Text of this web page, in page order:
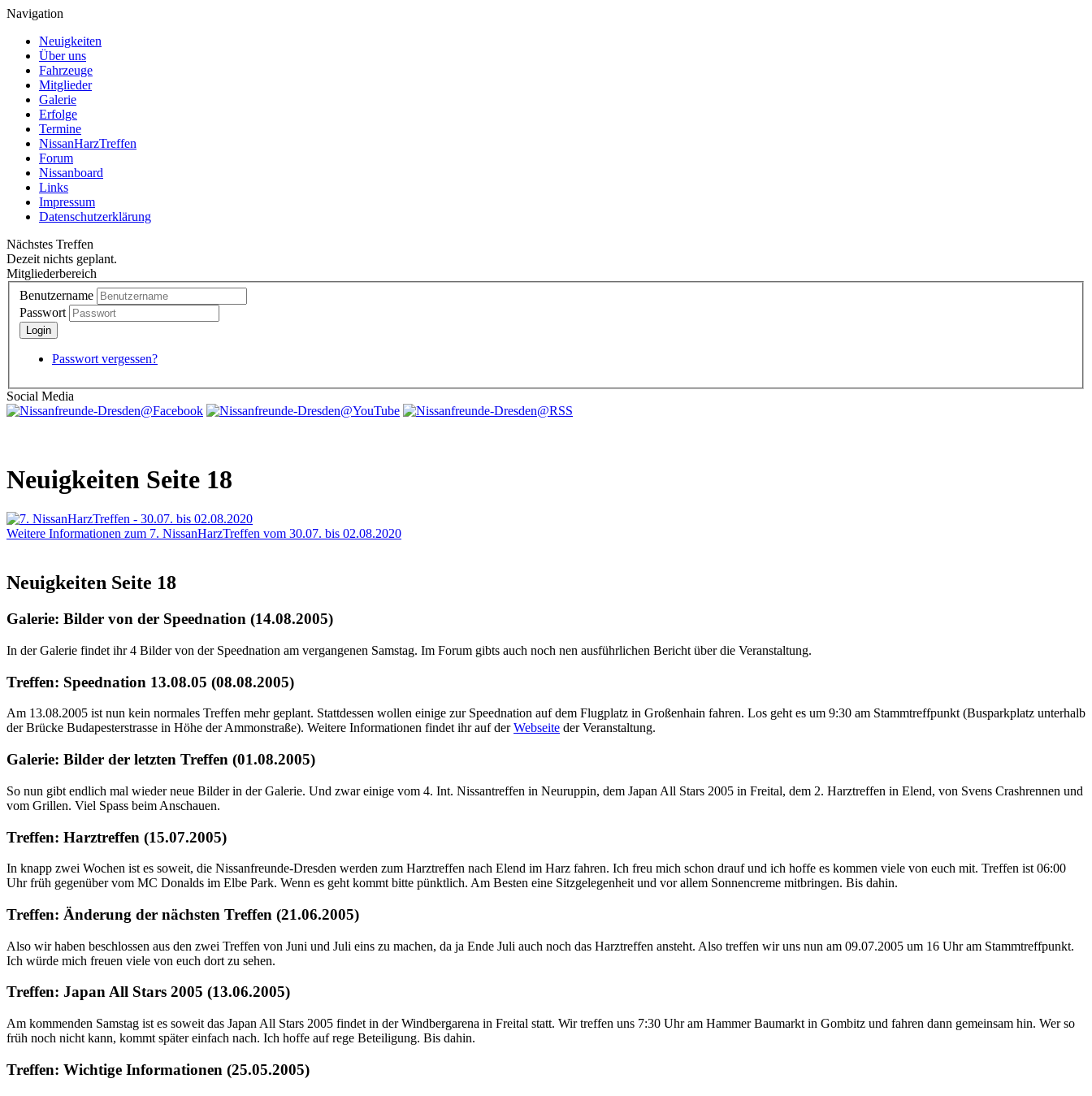
Navigation
Neuigkeiten
Über uns
Fahrzeuge
Mitglieder
Galerie
Erfolge
Termine
NissanHarzTreffen
Forum
Nissanboard
Links
Impressum
Datenschutzerklärung
Nächstes Treffen
Dezeit nichts geplant.
Mitgliederbereich
Benutzername
Passwort
Passwort vergessen?
Social Media
Neuigkeiten Seite 18
Weitere Informationen zum 7. NissanHarzTreffen vom 30.07. bis 02.08.2020
Neuigkeiten Seite 18
Galerie: Bilder von der Speednation (14.08.2005)
In der Galerie findet ihr 4 Bilder von der Speednation am vergangenen Samstag. Im Forum gibts auch noch nen ausführlichen Bericht über die Veranstaltung.
Treffen: Speednation 13.08.05 (08.08.2005)
Am 13.08.2005 ist nun kein normales Treffen mehr geplant. Stattdessen wollen einige zur Speednation auf dem Flugplatz in Großenhain fahren. Los geht es um 9:30 am Stammtreffpunkt (Busparkplatz unterhalb
der Brücke Budapesterstrasse in Höhe der Ammonstraße). Weitere Informationen findet ihr auf derWebseite der Veranstaltung.
Galerie: Bilder der letzten Treffen (01.08.2005)
So nun gibt endlich mal wieder neue Bilder in der Galerie. Und zwar einige vom 4. Int. Nissantreffen in Neuruppin, dem Japan All Stars 2005 in Freital, dem 2. Harztreffen in Elend, von Svens Crashrennen und
vom Grillen. Viel Spass beim Anschauen.
Treffen: Harztreffen (15.07.2005)
In knapp zwei Wochen ist es soweit, die Nissanfreunde-Dresden werden zum Harztreffen nach Elend im Harz fahren. Ich freu mich schon drauf und ich hoffe es kommen viele von euch mit. Treffen ist 06:00
Uhr früh gegenüber vom MC Donalds im Elbe Park. Wenn es geht kommt bitte pünktlich. Am Besten eine Sitzgelegenheit und vor allem Sonnencreme mitbringen. Bis dahin.
Treffen: Änderung der nächsten Treffen (21.06.2005)
Also wir haben beschlossen aus den zwei Treffen von Juni und Juli eins zu machen, da ja Ende Juli auch noch das Harztreffen ansteht. Also treffen wir uns nun am 09.07.2005 um 16 Uhr am Stammtreffpunkt.
Ich würde mich freuen viele von euch dort zu sehen.
Treffen: Japan All Stars 2005 (13.06.2005)
Am kommenden Samstag ist es soweit das Japan All Stars 2005 findet in der Windbergarena in Freital statt. Wir treffen uns 7:30 Uhr am Hammer Baumarkt in Gombitz und fahren dann gemeinsam hin. Wer so
früh noch nicht kann, kommt später einfach nach. Ich hoffe auf rege Beteiligung. Bis dahin.
Treffen: Wichtige Informationen (25.05.2005)